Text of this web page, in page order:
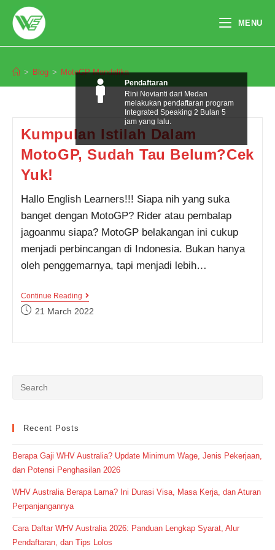
content
MENU
> Blog > MotoGP Mandalika
Kumpulan Istilah Dalam
MotoGP, Sudah Tau Belum?Cek
Yuk!
Hallo English Learners!!! Siapa nih yang suka
banget dengan MotoGP? Rider atau pembalap
jagoanmu siapa? MotoGP belakangan ini cukup
menjadi perbincangan di Indonesia. Bukan hanya
oleh penggemarnya, tapi menjadi lebih…
Continue ReadingKumpulan
Dalam
Post21 March 2022
Recent Posts
Berapa Gaji WHV Australia? Update Minimum Wage, Jenis Pekerjaan,
dan Potensi Penghasilan 2026
WHV Australia Berapa Lama? Ini Durasi Visa, Masa Kerja, dan Aturan
Perpanjangannya
Cara Daftar WHV Australia 2026: Panduan Lengkap Syarat, Alur
Pendaftaran, dan Tips Lolos
Pendaftaran
Rini Novianti dari Medan
melakukan pendaftaran program
Integrated Speaking 2 Bulan 5
jam yang lalu.